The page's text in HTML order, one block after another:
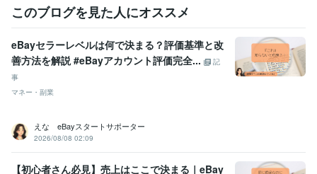
このブログを見た人にオススメ
eBayセラーレベルは何で決まる？評価基準と改
善方法を解説 #eBayアカウント評価完全...
記
事
マネー・副業
えな eBayスタートサポーター
2026/08/08 02:09
【初心者さん必見】売上はここで決まる｜eBay